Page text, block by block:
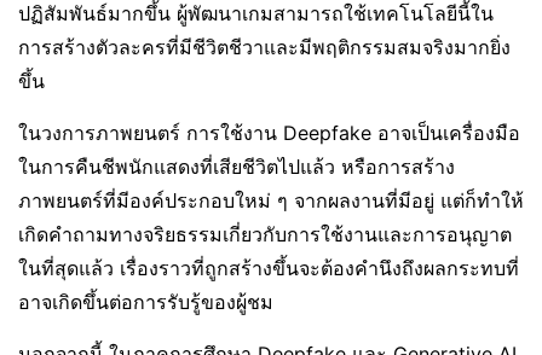
ปฏิสัมพันธ์มากขึ้น ผู้พัฒนาเกมสามารถใช้เทคโนโลยีนี้ใน
การสร้างตัวละครที่มีชีวิตชีวาและมีพฤติกรรมสมจริงมากยิ่ง
ขึ้น
ในวงการภาพยนตร์ การใช้งาน Deepfake อาจเป็นเครื่องมือ
ในการคืนชีพนักแสดงที่เสียชีวิตไปแล้ว หรือการสร้าง
ภาพยนตร์ที่มีองค์ประกอบใหม่ ๆ จากผลงานที่มีอยู่ แต่ก็ทำให้
เกิดคำถามทางจริยธรรมเกี่ยวกับการใช้งานและการอนุญาต
ในที่สุดแล้ว เรื่องราวที่ถูกสร้างขึ้นจะต้องคำนึงถึงผลกระทบที่
อาจเกิดขึ้นต่อการรับรู้ของผู้ชม